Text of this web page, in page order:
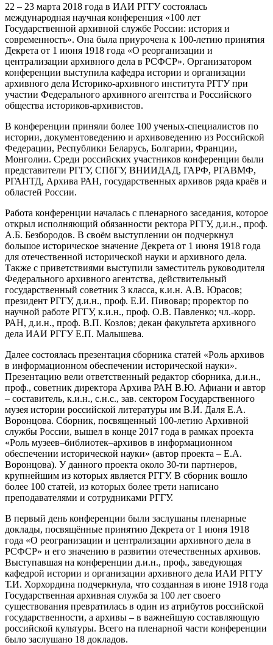
22 – 23 марта 2018 года в ИАИ РГГУ состоялась
международная научная конференция «100 лет
Государственной архивной службе России: история и
современность». Она была приурочена к 100-летию принятия
Декрета от 1 июня 1918 года «О реорганизации и
централизации архивного дела в РСФСР». Организатором
конференции выступила кафедра истории и организации
архивного дела Историко-архивного института РГГУ при
участии Федерального архивного агентства и Российского
общества историков-архивистов.
В конференции приняли более 100 ученых-специалистов по
истории, документоведению и архивоведению из Российской
Федерации, Республики Беларусь, Болгарии, Франции,
Монголии. Среди российских участников конференции были
представители РГГУ, СПбГУ, ВНИИДАД, ГАРФ, РГАВМФ,
РГАНТД, Архива РАН, государственных архивов ряда краёв и
областей России.
Работа конференции началась с пленарного заседания, которое
открыл исполняющий обязанности ректора РГГУ, д.и.н., проф.
А.Б. Безбородов. В своём выступлении он подчеркнул
большое историческое значение Декрета от 1 июня 1918 года
для отечественной исторической науки и архивного дела.
Также с приветствиями выступили заместитель руководителя
Федерального архивного агентства, действительный
государственный советник 3 класса, к.и.н. А.В. Юрасов;
президент РГГУ, д.и.н., проф. Е.И. Пивовар; проректор по
научной работе РГГУ, к.и.н., проф. О.В. Павленко; чл.-корр.
РАН, д.и.н., проф. В.П. Козлов; декан факультета архивного
дела ИАИ РГГУ Е.П. Малышева.
Далее состоялась презентация сборника статей «Роль архивов
в информационном обеспечении исторической науки».
Презентацию вели ответственный редактор сборника, д.и.н.,
проф., советник директора Архива РАН В.Ю. Афиани и автор
– составитель, к.и.н., с.н.с., зав. сектором Государственного
музея истории российской литературы им В.И. Даля Е.А.
Воронцова. Сборник, посвященный 100-летию Архивной
cлужбы России, вышел в конце 2017 года в рамках проекта
«Роль музеев–библиотек–архивов в информационном
обеспечении исторической науки» (автор проекта – Е.А.
Воронцова). У данного проекта около 30-ти партнеров,
крупнейшим из которых является РГГУ. В сборник вошло
более 100 статей, из которых более трети написано
преподавателями и сотрудниками РГГУ.
В первый день конференции были заслушаны пленарные
доклады, посвящённые принятию Декрета от 1 июня 1918
года «О реогранизации и централизации архивного дела в
РСФСР» и его значению в развитии отечественных архивов.
Выступавшая на конференции д.и.н., проф., заведующая
кафедрой истории и организации архивного дела ИАИ РГГУ
Т.И. Хорхордина подчеркнула, что созданная в июне 1918 года
Государственная архивная служба за 100 лет своего
существования превратилась в один из атрибутов российской
государственности, а архивы – в важнейшую составляющую
российской культуры. Всего на пленарной части конференции
было заслушано 18 докладов.